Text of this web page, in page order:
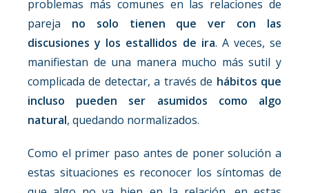
problemas más comunes en las relaciones de
pareja no solo tienen que ver con las
discusiones y los estallidos de ira. A veces, se
manifiestan de una manera mucho más sutil y
complicada de detectar, a través de hábitos que
incluso pueden ser asumidos como algo
natural, quedando normalizados.
Como el primer paso antes de poner solución a
estas situaciones es reconocer los síntomas de